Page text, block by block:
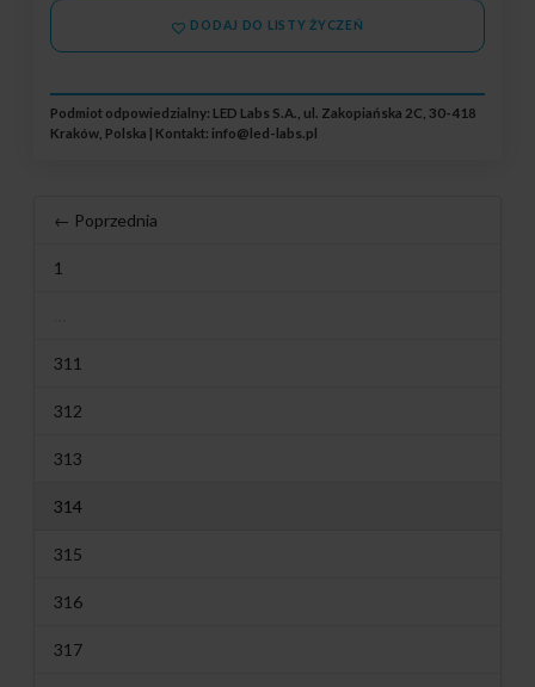
DODAJ DO LISTY ŻYCZEŃ
Podmiot odpowiedzialny: LED Labs S.A., ul. Zakopiańska 2C, 30-418
Kraków, Polska | Kontakt: info@led-labs.pl
← Poprzednia
1
311
312
313
314
315
316
317